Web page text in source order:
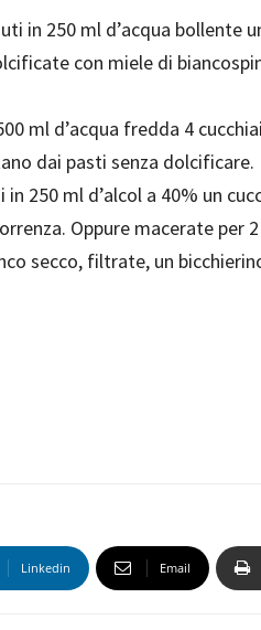
in 250 ml d’acqua bollente
con miele di
ml d’acqua fredda 4
dai pasti senza dolcificare.
250 ml d’alcol a 40% un
Oppure macerate per 2
secco, filtrate, un
Linkedin Email